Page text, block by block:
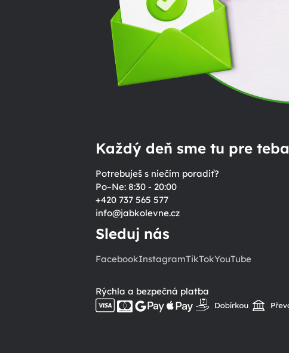
Každý deň sme tu pre teba
Potrebuješ s niečím poradiť?
Po–Ne: 8:30 - 20:00
+420 737 565 577
info@jabkolevne.cz
Sleduj nás
FacebookInstagramTikTokYouTube
Rýchla a bezpečná platba